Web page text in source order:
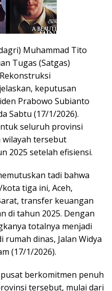
Muhammad Tito
Tugas (Satgas)
keputusan
Prabowo Subianto
Sabtu (17/1/2026).
seluruh provinsi
tersebut
2025 setelah efisiensi.
tadi bahwa
tiga ini, Aceh,
transfer keuangan
di tahun 2025. Dengan
totalnya menjadi
rumah dinas, Jalan Widya
(17/1/2026).
berkomitmen penuh
tersebut, mulai dari